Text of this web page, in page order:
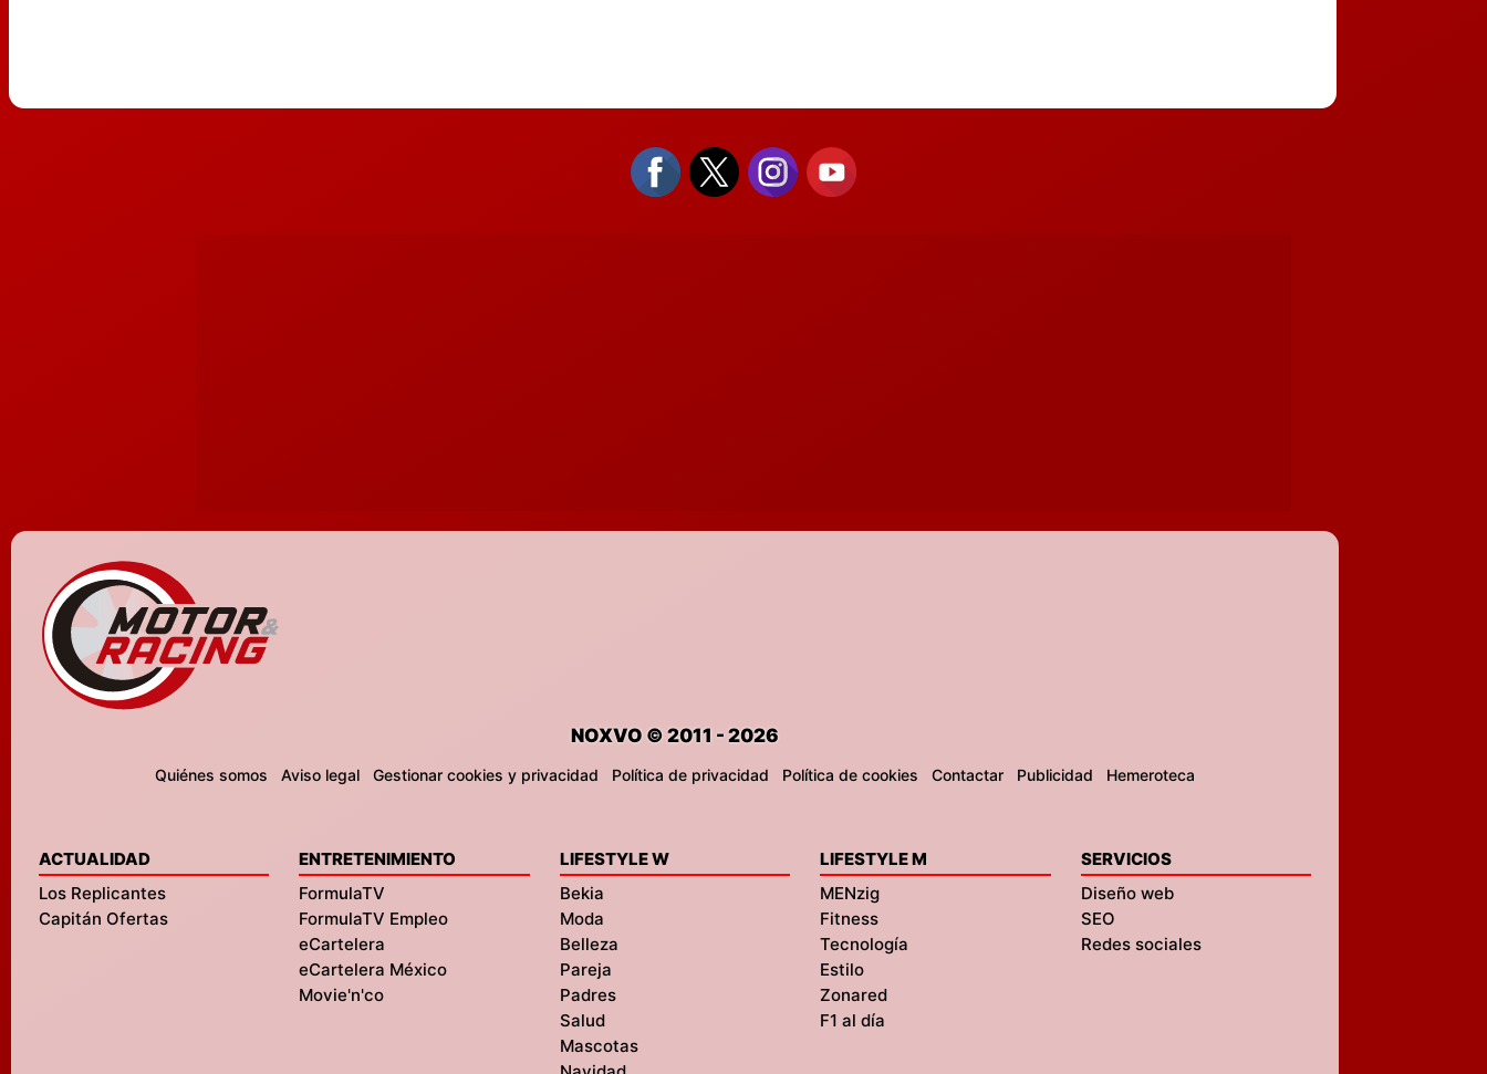
NOXVO © 2011 - 2026
Quiénes somos Aviso legal Gestionar cookies y privacidad Política de privacidad Política de cookies Contactar Publicidad Hemeroteca
ACTUALIDAD
Los Replicantes
Capitán Ofertas
ENTRETENIMIENTO
FormulaTV
FormulaTV Empleo
eCartelera
eCartelera México
Movie'n'co
LIFESTYLE W
Bekia
Moda
Belleza
Pareja
Padres
Salud
Mascotas
LIFESTYLE M
MENzig
Fitness
Tecnología
Estilo
Zonared
F1 al día
SERVICIOS
Diseño web
SEO
Redes sociales